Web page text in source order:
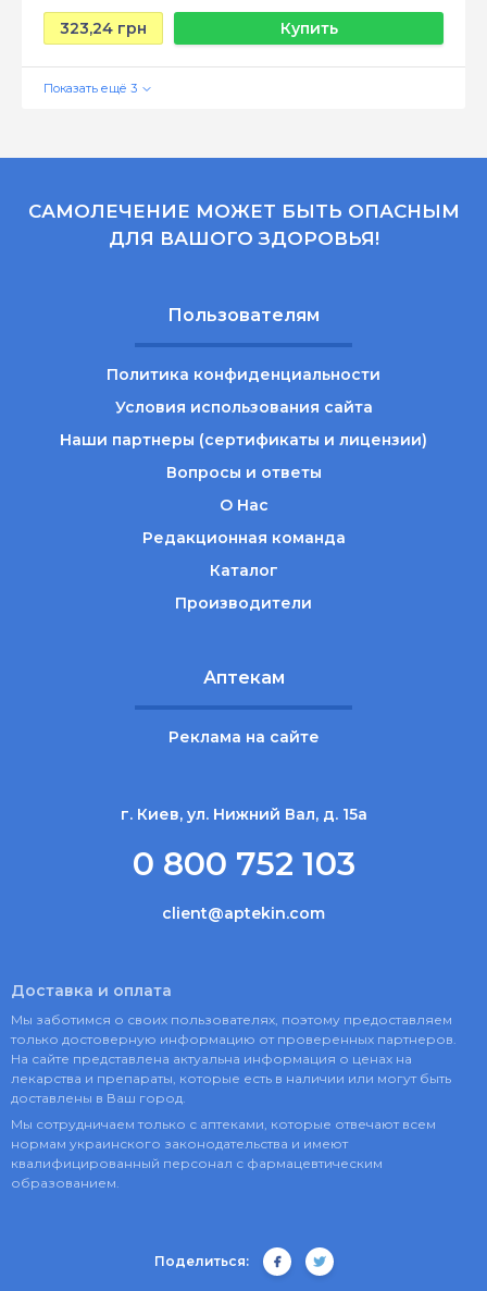
323,24 грн Купить
САМОЛЕЧЕНИЕ МОЖЕТ БЫТЬ ОПАСНЫМ
ДЛЯ ВАШОГО ЗДОРОВЬЯ!
Пользователям
Политика конфиденциальности
Условия использования сайта
Наши партнеры (сертификаты и лицензии)
Вопросы и ответы
О Нас
Редакционная команда
Каталог
Производители
Аптекам
Реклама на сайте
г. Киев, ул. Нижний Вал, д. 15а
0 800 752 103
client@aptekin.com
Доставка и оплата
Мы заботимся о своих пользователях, поэтому предоставляем
только достоверную информацию от проверенных партнеров.
На сайте представлена актуальна информация о ценах на
лекарства и препараты, которые есть в наличии или могут быть
доставлены в Ваш город.
Мы сотрудничаем только с аптеками, которые отвечают всем
нормам украинского законодательства и имеют
квалифицированный персонал с фармацевтическим
образованием.
Поделиться: